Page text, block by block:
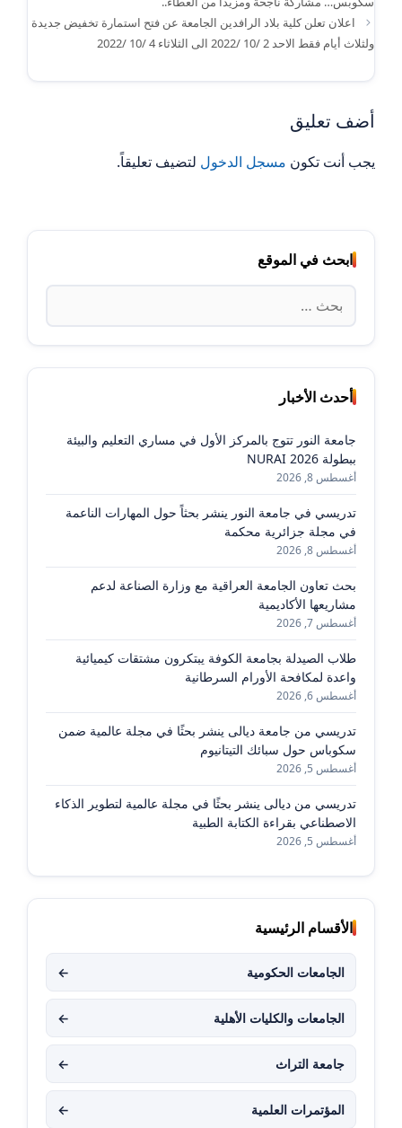
اعلان تعلن كلية بلاد الرافدين الجامعة عن فتح استمارة تخفيض جديدة
ولثلاث أيام فقط الاحد 2 /10 /2022 الى الثلاثاء 4 /10 /2022
أضف تعليق
يجب أنت تكون مسجل الدخول لتضيف تعليقاً.
ابحث في الموقع
البحث
عن:
أحدث الأخبار
جامعة النور تتوج بالمركز الأول في مساري التعليم والبيئة
ببطولة NURAI 2026
أغسطس 8, 2026
تدريسي في جامعة النور ينشر بحثاً حول المهارات الناعمة
في مجلة جزائرية محكمة
أغسطس 8, 2026
بحث تعاون الجامعة العراقية مع وزارة الصناعة لدعم
مشاريعها الأكاديمية
أغسطس 7, 2026
طلاب الصيدلة بجامعة الكوفة يبتكرون مشتقات كيميائية
واعدة لمكافحة الأورام السرطانية
أغسطس 6, 2026
تدريسي من جامعة ديالى ينشر بحثًا في مجلة عالمية ضمن
سكوباس حول سبائك التيتانيوم
أغسطس 5, 2026
تدريسي من ديالى ينشر بحثًا في مجلة عالمية لتطوير الذكاء
الاصطناعي بقراءة الكتابة الطبية
أغسطس 5, 2026
الأقسام الرئيسية
الجامعات الحكومية ←
الجامعات والكليات الأهلية ←
جامعة التراث ←
المؤتمرات العلمية ←